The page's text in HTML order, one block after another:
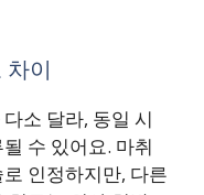
이
소 달라, 동일 시
수 있어요. 마취
인정하지만, 다른